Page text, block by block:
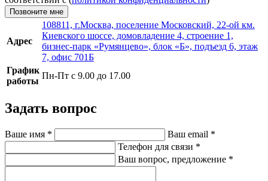
Позвоните мне
Адрес
108811, г.Москва, поселение Московский, 22-ой км.
Киевского шоссе, домовладение 4, строение 1,
бизнес-парк «Румянцево», блок «Б», подъезд 6, этаж
7, офис 701Б
График
работы
Пн-Пт с 9.00 до 17.00
Задать вопрос
Ваше имя * Ваш email *
Телефон для связи *
Ваш вопрос, предложение *